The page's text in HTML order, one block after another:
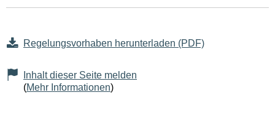
Regelungsvorhaben herunterladen (PDF)
Inhalt dieser Seite melden
(Mehr Informationen)